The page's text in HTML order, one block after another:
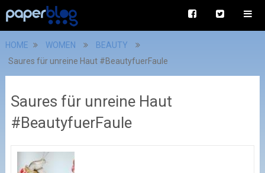
HOME WOMEN
BEAUTY
Saures für unreine Haut #BeautyfuerFaule
Saures für unreine Haut
#BeautyfuerFaule